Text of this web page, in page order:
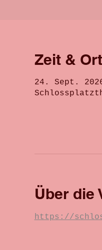
Zeit & Ort
24. Sept.
Über die
https://